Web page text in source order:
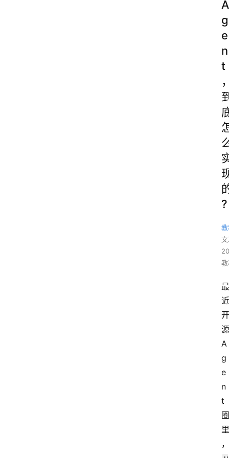
A
g
e
n
t
?
最
近
开
源
A
g
e
n
t
圈
里
，